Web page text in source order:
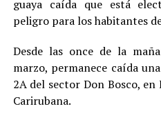
guaya caída que está
peligro para los habitantes
Desde las once de la
marzo, permanece caída
2A del sector Don Bosco,
Carirubana.